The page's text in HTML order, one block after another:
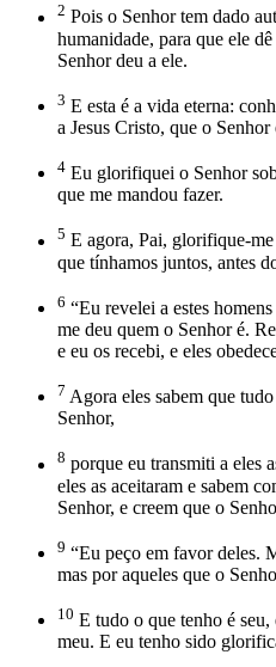
2 Pois o Senhor tem dado
humanidade, para que ele
Senhor deu a ele.
3 E esta é a vida eterna:
a Jesus Cristo, que o
4 Eu glorifiquei o Senhor
que me mandou fazer.
5 E agora, Pai, glorifique-
que tínhamos juntos, antes
6 “Eu revelei a estes
me deu quem o Senhor é.
e eu os recebi, e eles
7 Agora eles sabem que
Senhor,
8 porque eu transmiti a eles
eles as aceitaram e sabem
Senhor, e creem que o
9 “Eu peço em favor deles.
mas por aqueles que o
10 E tudo o que tenho é
meu. E eu tenho sido